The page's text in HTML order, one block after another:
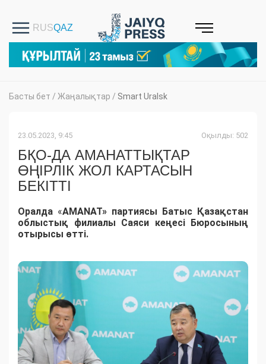
Басты бет / Жаңалықтар / Smart Uralsk
23.05.2023, 9:45 Оқылды: 502
БҚО-ДА АМАНАТТЫҚТАР
ӨҢІРЛІК ЖОЛ КАРТАСЫН
БЕКІТТІ
Оралда «AMANAT» партиясы Батыс Қазақстан
облыстық филиалы Саяси кеңесі Бюросының
отырысы өтті.